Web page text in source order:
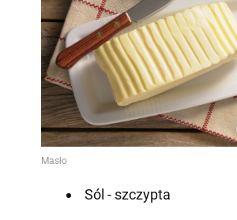
Sól - szczypta